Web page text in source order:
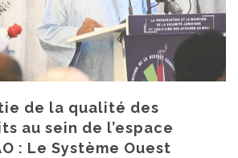
de la qualité des
au sein de l’espace
: Le Système Ouest